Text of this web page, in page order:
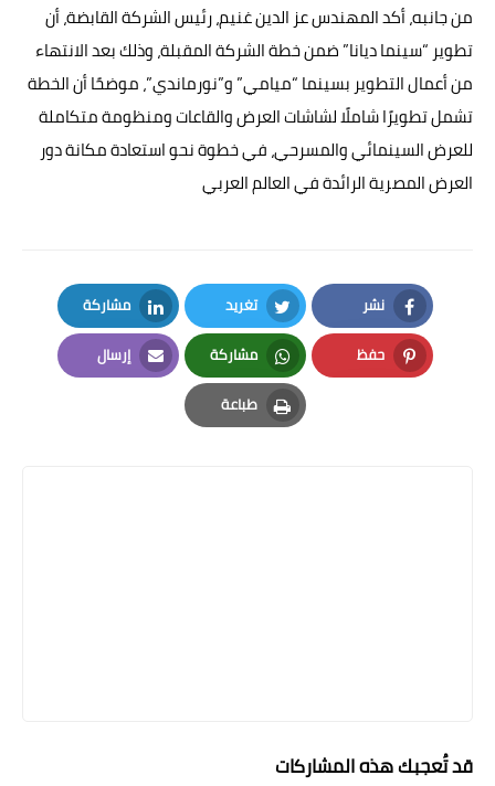
من جانبه، أكد المهندس عز الدين غنيم، رئيس الشركة القابضة، أن
تطوير “سينما ديانا” ضمن خطة الشركة المقبلة، وذلك بعد الانتهاء
من أعمال التطوير بسينما “ميامي” و”نورماندي”، موضحًا أن الخطة
تشمل تطويرًا شاملًا لشاشات العرض والقاعات ومنظومة متكاملة
للعرض السينمائي والمسرحي، في خطوة نحو استعادة مكانة دور
العرض المصرية الرائدة في العالم العربي
نشر
Facebook
تغريد
Twitter
مشاركة
LinkedIn
حفظ
Pinterest
مشاركة
Whatsapp
إرسال
Email
طباعة
Print
قد تُعجبك هذه المشاركات